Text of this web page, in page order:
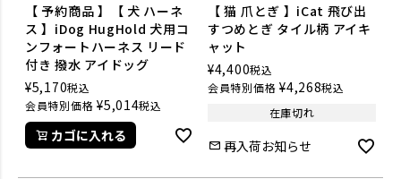
【 予約商品 】【 犬 ハーネ
ス 】iDog HugHold 犬用コ
ンフォートハーネス リード
付き 撥水 アイドッグ
¥5,170税込
会員特別価格 ¥5,014税込
カゴに入れる
【 猫 爪とぎ 】iCat 飛び出
すつめとぎ タイル柄 アイキ
ャット
¥4,400税込
会員特別価格 ¥4,268税込
在庫切れ
再入荷お知らせ